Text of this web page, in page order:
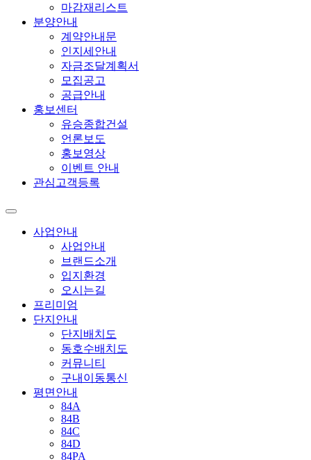
마감재리스트
분양안내
계약안내문
인지세안내
자금조달계획서
모집공고
공급안내
홍보센터
유승종합건설
언론보도
홍보영상
이벤트 안내
관심고객등록
사업안내
사업안내
브랜드소개
입지환경
오시는길
프리미엄
단지안내
단지배치도
동호수배치도
커뮤니티
구내이동통신
평면안내
84A
84B
84C
84D
84PA